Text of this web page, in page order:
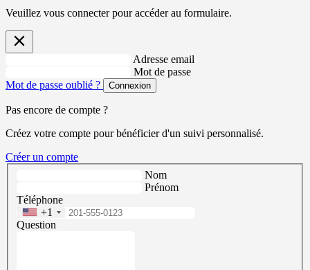
Veuillez vous connecter pour accéder au formulaire.
Adresse email
Mot de passe
Mot de passe oublié ?
Connexion
Pas encore de compte ?
Créez votre compte pour bénéficier d'un suivi personnalisé.
Créer un compte
Nom
Prénom
Téléphone
+1
Question